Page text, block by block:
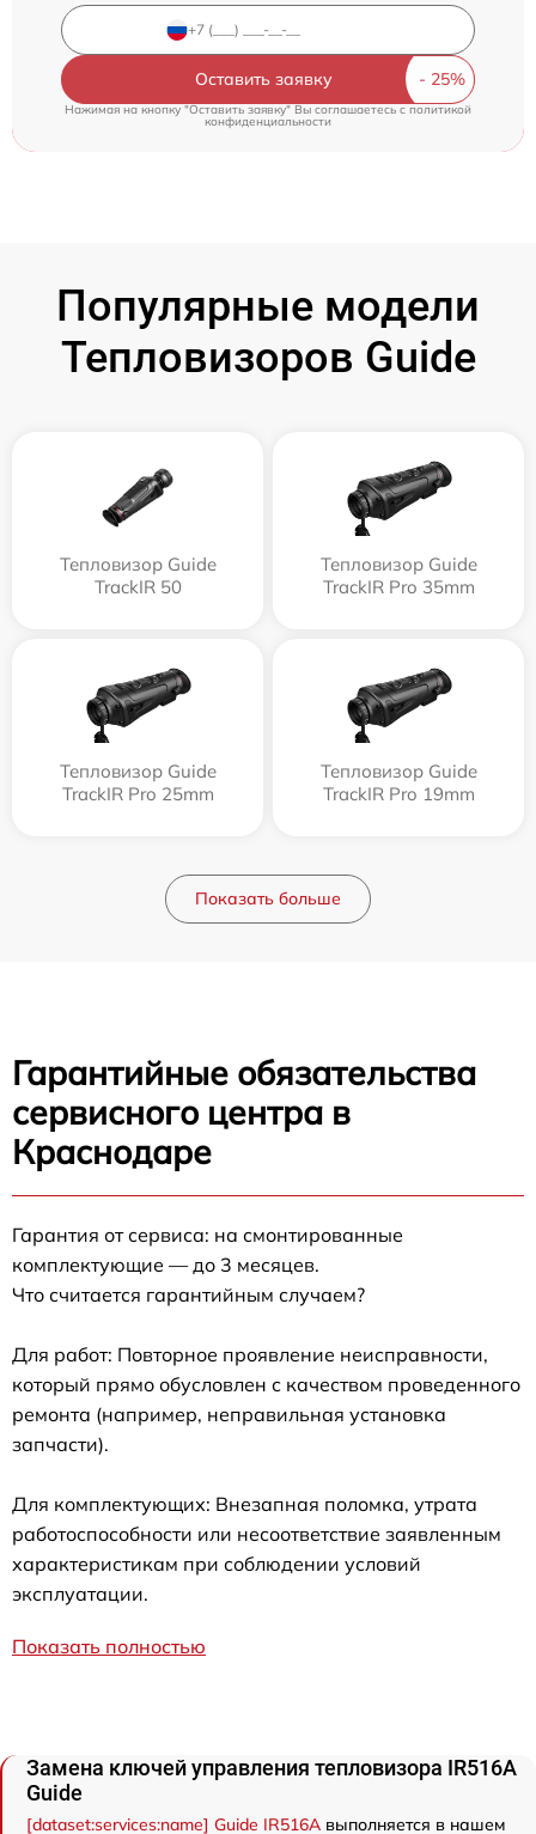
Оставить заявку
Нажимая на кнопку "Оставить заявку" Вы соглашаетесь cполитикой
конфиденциальности
Популярные модели
Тепловизоров Guide
Тепловизор Guide
TrackIR 50
Тепловизор Guide
TrackIR Pro 35mm
Тепловизор Guide
TrackIR Pro 25mm
Тепловизор Guide
TrackIR Pro 19mm
Показать больше
Гарантийные обязательства
сервисного центра в
Краснодаре
Гарантия от сервиса: на смонтированные
комплектующие — до 3 месяцев.
Что считается гарантийным случаем?
Для работ: Повторное проявление неисправности,
который прямо обусловлен с качеством проведенного
ремонта (например, неправильная установка
запчасти).
Для комплектующих: Внезапная поломка, утрата
работоспособности или несоответствие заявленным
характеристикам при соблюдении условий
эксплуатации.
Показать полностью
Замена ключей управления тепловизора IR516A
Guide
[dataset:services:name] Guide IR516A выполняется в нашем